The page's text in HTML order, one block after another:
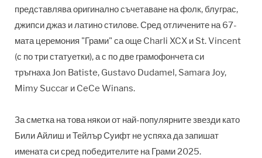
представлява оригинално съчетаване на фолк, блуграс,
джипси джаз и латино стилове. Сред отличените на 67-
мата церемония "Грами" са още Charli XCX и St. Vincent
(с по три статуетки), а с по две грамофончета си
тръгнаха Jon Batiste, Gustavo Dudamel, Samara Joy,
Mimy Succar и CeCe Winans.
За сметка на това някои от най-популярните звезди като
Били Айлиш и Тейлър Суифт не успяха да запишат
имената си сред победителите на Грами 2025.